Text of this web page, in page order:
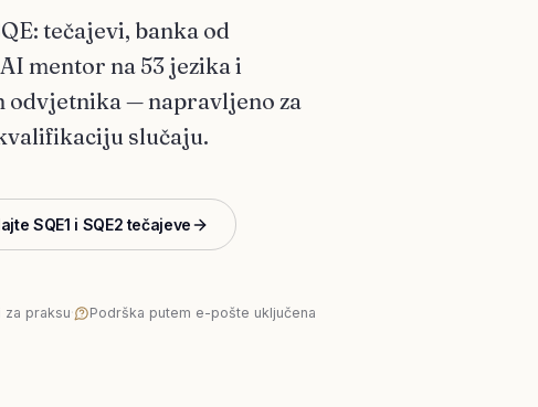
tečajevi, banka od
mentor na 53 jezika i
— napravljeno za
slučaju.
SQE1 i SQE2 tečajeve
za praksu· Podrška putem e-pošte uključena